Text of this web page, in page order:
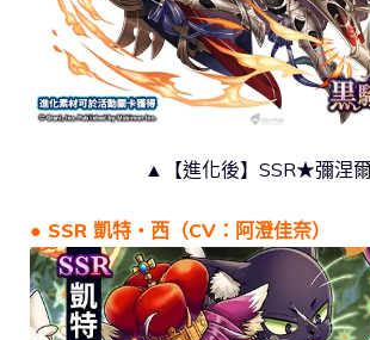
▲【進化後】SSR★彌涅
● SSR 凱特‧西（CV：阿澄佳奈）